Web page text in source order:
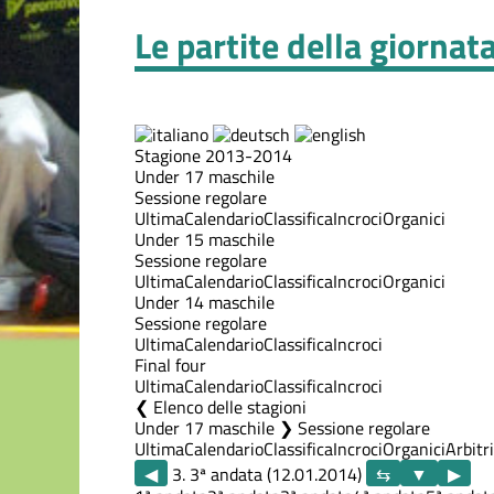
Le partite della
Stagione 2013-2014
Under 17 maschile
Sessione regolare
UltimaCalendarioClassificaIncrociOrganici
Under 15 maschile
Sessione regolare
UltimaCalendarioClassificaIncrociOrganici
Under 14 maschile
Sessione regolare
UltimaCalendarioClassificaIncroci
Final four
UltimaCalendarioClassificaIncroci
Elenco delle stagioni
Under 17 maschile ❯ Sessione regolare
UltimaCalendarioClassificaIncrociOrganiciArbitri
◀ 3. 3ª andata (12.01.2014)
▶